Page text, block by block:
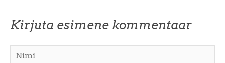
Kirjuta esimene kommentaar